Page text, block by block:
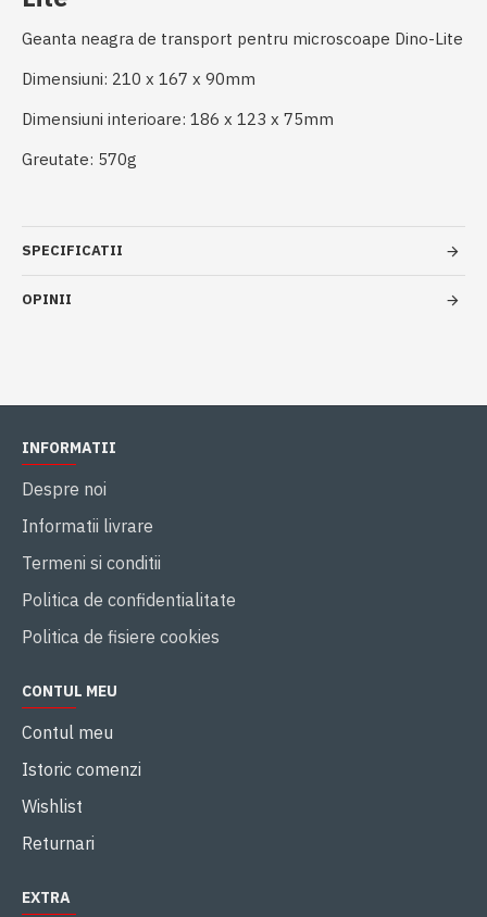
Geanta neagra de transport pentru microscoape Dino-Lite
Dimensiuni: 210 x 167 x 90mm
Dimensiuni interioare: 186 x 123 x 75mm
Greutate: 570g
SPECIFICATII
OPINII
INFORMATII
Despre noi
Informatii livrare
Termeni si conditii
Politica de confidentialitate
Politica de fisiere cookies
CONTUL MEU
Contul meu
Istoric comenzi
Wishlist
Returnari
EXTRA